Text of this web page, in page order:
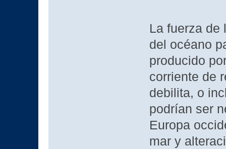
La fuerza de
del océano
producido
corriente de
debilita, o
podrían ser
Europa
mar y